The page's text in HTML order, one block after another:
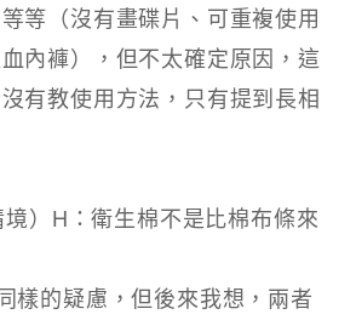
等（沒有畫碟片、可重複使用
內褲），但不太確定原因，這
有教使用方法，只有提到長相
）H：衛生棉不是比棉布條來
樣的疑慮，但後來我想，兩者